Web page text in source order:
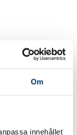
Om
innehållet
inköp
gör